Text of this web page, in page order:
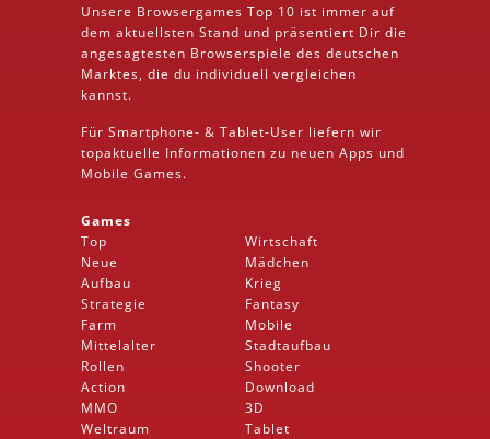
Unsere Browsergames Top 10 ist immer auf
dem aktuellsten Stand und präsentiert Dir die
angesagtesten Browserspiele des deutschen
Marktes, die du individuell vergleichen
kannst.
Für Smartphone- & Tablet-User liefern wir
topaktuelle Informationen zu neuen Apps und
Mobile Games.
Games
Top
Neue
Aufbau
Strategie
Farm
Mittelalter
Rollen
Action
MMO
Weltraum
Wirtschaft
Mädchen
Krieg
Fantasy
Mobile
Stadtaufbau
Shooter
Download
3D
Tablet